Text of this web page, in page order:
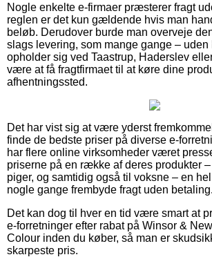
Nogle enkelte e-firmaer præsterer fragt
reglen er det kun gældende hvis man
beløb. Derudover burde man overveje
slags levering, som mange gange – uden
opholder sig ved Taastrup, Haderslev
være at få fragtfirmaet til at køre dine
afhentningssted.
Det har vist sig at være yderst
finde de bedste priser på diverse e-
har flere online virksomheder været
priserne på en række af deres produkter
piger, og samtidig også til voksne – en
nogle gange frembyde fragt uden betaling.
Det kan dog til hver en tid være smart at
e-forretninger efter rabat på Winsor &
Colour inden du køber, så man er
skarpeste pris.